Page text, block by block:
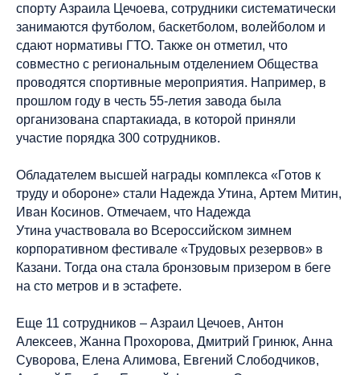
спорту Азраила Цечоева, сотрудники систематически
занимаются футболом, баскетболом, волейболом и
сдают нормативы ГТО. Также он отметил, что
совместно с региональным отделением Общества
проводятся спортивные мероприятия. Например, в
прошлом году в честь 55-летия завода была
организована спартакиада, в которой приняли
участие порядка 300 сотрудников.
Обладателем высшей награды комплекса «Готов к
труду и обороне» стали Надежда Утина, Артем Митин,
Иван Косинов. Отмечаем, что Надежда
Утина участвовала во Всероссийском зимнем
корпоративном фестивале «Трудовых резервов» в
Казани. Тогда она стала бронзовым призером в беге
на сто метров и в эстафете.
Еще 11 сотрудников – Азраил Цечоев, Антон
Алексеев, Жанна Прохорова, Дмитрий Гринюк, Анна
Суворова, Елена Алимова, Евгений Слободчиков,